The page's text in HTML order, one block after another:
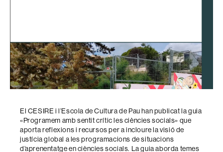
El CESIRE i l’Escola de Cultura de Pau han publicat la guia
«Programem amb sentit crític les ciències socials» que
aporta reflexions i recursos per a incloure la visió de
justícia global a les programacions de situacions
d’aprenentatge en ciències socials. La guia aborda temes